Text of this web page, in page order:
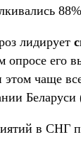
лидирует
опросе его
чаще
Беларуси
в СНГ